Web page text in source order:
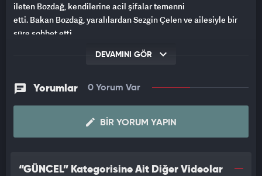
ileten Bozdağ, kendilerine acil şifalar temenni
etti. Bakan Bozdağ, yaralılardan Sezgin Çelen ve ailesiyle bir
süre sohbet etti.
DEVAMINI GÖR
Yorumlar 0 Yorum Var
BIR YORUM YAPIN
“GÜNCEL” Kategorisine Ait Diğer Videolar